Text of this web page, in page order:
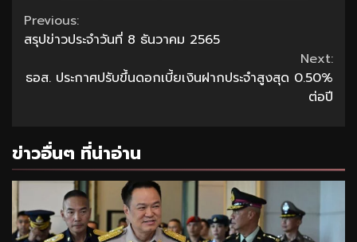
Continue
Reading
Previous:
สรุปข่าวประจำวันที่ 8 ธันวาคม 2565
Next:
ธอส. ประกาศปรับขึ้นดอกเบี้ยเงินฝากประจำสูงสุด 0.50%
ต่อปี
ข่าวอื่นๆ ที่น่าอ่าน